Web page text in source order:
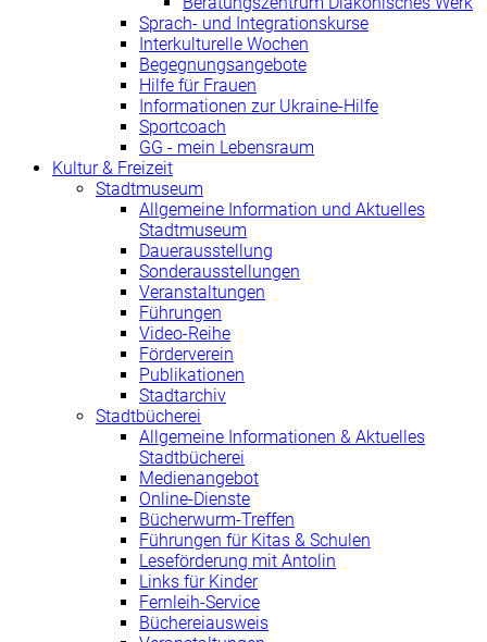
Sprach- und Integrationskurse
Interkulturelle Wochen
Begegnungsangebote
Hilfe für Frauen
Informationen zur Ukraine-Hilfe
Sportcoach
GG - mein Lebensraum
Kultur & Freizeit
Stadtmuseum
Allgemeine Information und Aktuelles
Stadtmuseum
Dauerausstellung
Sonderausstellungen
Veranstaltungen
Führungen
Video-Reihe
Förderverein
Publikationen
Stadtarchiv
Stadtbücherei
Allgemeine Informationen & Aktuelles
Stadtbücherei
Medienangebot
Online-Dienste
Bücherwurm-Treffen
Führungen für Kitas & Schulen
Leseförderung mit Antolin
Links für Kinder
Fernleih-Service
Büchereiausweis